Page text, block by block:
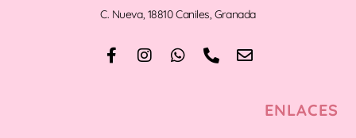
C. Nueva, 18810 Caniles, Granada
ENLACES